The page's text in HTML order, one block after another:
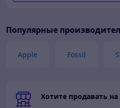
ДЛЯ ЧАСОВ 20
Популярные
Apple Fossil
Хотите продавать на